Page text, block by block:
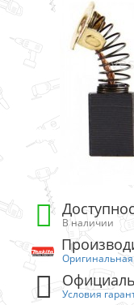
В наличии
Условия